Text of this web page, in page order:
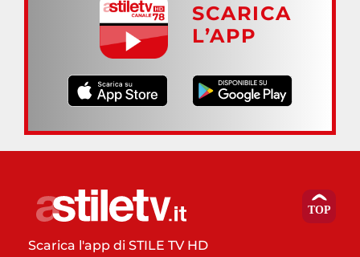
SCARICA
L’APP
Scarica l'app di STILE TV HD